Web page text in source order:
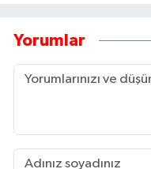
Yorumlar